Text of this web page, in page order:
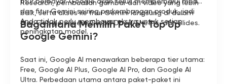
Research, pembuatan gambar dan video yang lebih
baik, serta akses ke fitur Gemini langsung di dalam
alat Google seperti Gmail, Docs, Sheets, dan Slides.
dan fitur Gemini seiring perkembangan produk, jadi
Anda tidak perlu membayar ekstra untuk setiap
peningkatan model.
Bagaimana Memilih Paket Top Up
Google Gemini?
Saat ini, Google AI menawarkan beberapa tier utama:
Free, Google AI Plus, Google AI Pro, dan Google AI
Ultra. Perbedaan utama antara paket-paket ini